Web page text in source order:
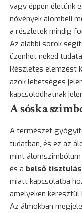
vagy éppen életünk
növények álombeli
a részletek mindig
Az alábbi sorok
üzenhet neked
Részletes elemzést
azok lehetséges
kapcsolódhatnak
A sóska
A természet
tudatban, és ez az
mint
és a belső tisztulás
miatt kapcsolatba
amelyeken keresztül
Az álmokban